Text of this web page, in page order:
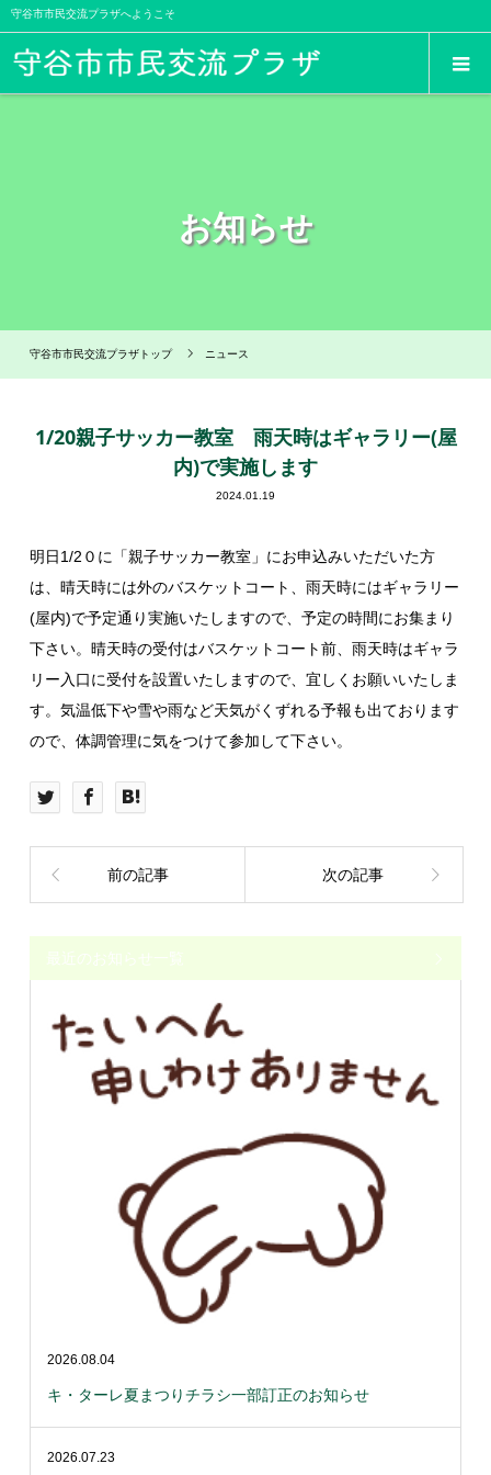
守谷市市民交流プラザへようこそ
お知らせ
守谷市市民交流プラザトップ ニュース
1/20親子サッカー教室 雨天時はギャラリー(屋
内)で実施します
2024.01.19
明日1/2０に「親子サッカー教室」にお申込みいただいた方
は、晴天時には外のバスケットコート、雨天時にはギャラリー
(屋内)で予定通り実施いたしますので、予定の時間にお集まり
下さい。晴天時の受付はバスケットコート前、雨天時はギャラ
リー入口に受付を設置いたしますので、宜しくお願いいたしま
す。気温低下や雪や雨など天気がくずれる予報も出ております
ので、体調管理に気をつけて参加して下さい。
前の記事 次の記事
最近のお知らせ一覧
2026.08.04
キ・ターレ夏まつりチラシ一部訂正のお知らせ
2026.07.23